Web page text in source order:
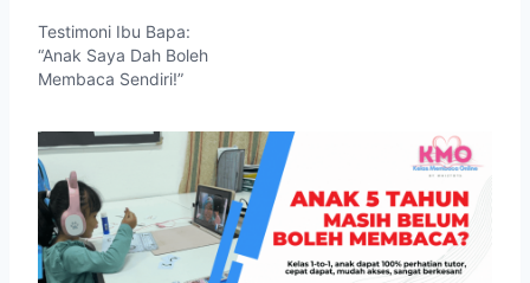
Testimoni Ibu Bapa:
“Anak Saya Dah Boleh
Membaca Sendiri!”